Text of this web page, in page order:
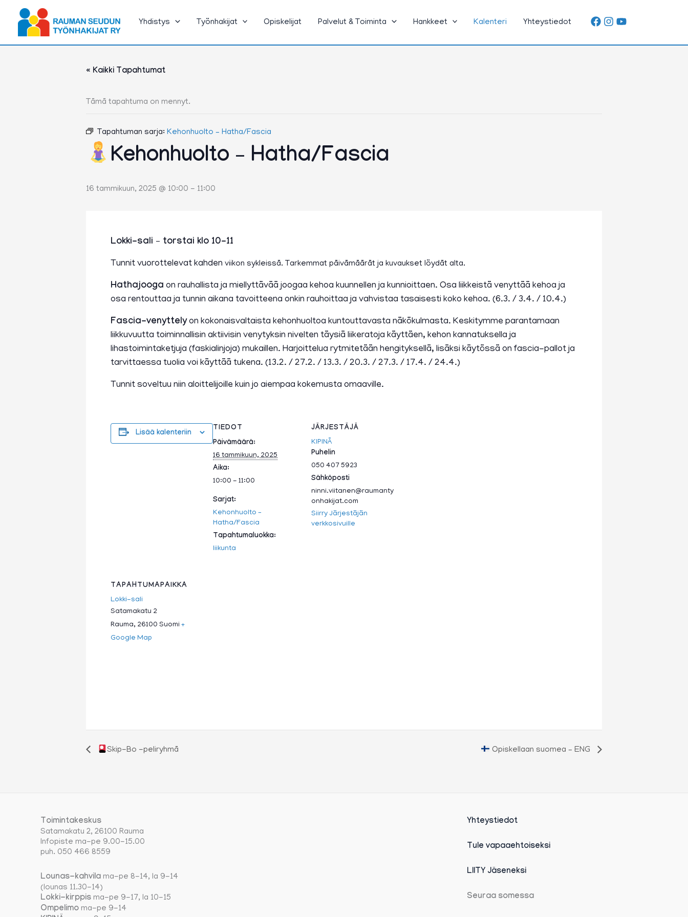
sisältöön
Yhdistys
Työnhakijat Opiskelijat Palvelut & Toiminta Hankkeet Kalenteri Yhteystiedot
« Kaikki Tapahtumat
Tämä tapahtuma on mennyt.
Tapahtuman sarja: Kehonhuolto – Hatha/Fascia
Kehonhuolto – Hatha/Fascia
16 tammikuun, 2025 @ 10:00 - 11:00
Lokki-sali – torstai klo 10-11
Tunnit vuorottelevat kahden viikon sykleissä. Tarkemmat päivämäärät ja kuvaukset löydät alta.
Hathajooga on rauhallista ja miellyttävää joogaa kehoa kuunnellen ja kunnioittaen. Osa liikkeistä venyttää kehoa ja
osa rentouttaa ja tunnin aikana tavoitteena onkin rauhoittaa ja vahvistaa tasaisesti koko kehoa. (6.3. / 3.4. / 10.4.)
Fascia-venyttelyon kokonaisvaltaista kehonhuoltoa kuntouttavasta näkökulmasta. Keskitymme parantamaan
liikkuvuutta toiminnallisin aktiivisin venytyksin nivelten täysiä liikeratoja käyttäen, kehon kannatuksella ja
lihastoimintaketjuja (faskialinjoja) mukaillen. Harjoittelua rytmitetään hengityksellä, lisäksi käytössä on fascia-pallot ja
tarvittaessa tuolia voi käyttää tukena. (13.2. / 27.2. / 13.3. / 20.3. / 27.3. / 17.4. / 24.4.)
Tunnit soveltuu niin aloittelijoille kuin jo aiempaa kokemusta omaaville.
Lisää kalenteriin
TIEDOT
Päivämäärä:
16 tammikuun, 2025
Aika:
10:00 - 11:00
Sarjat:
Kehonhuolto –
Hatha/Fascia
Tapahtumaluokka:
liikunta
JÄRJESTÄJÄ
KIPINÄ
Puhelin
050 407 5923
Sähköposti
ninni.viitanen@raumanty
onhakijat.com
Siirry Järjestäjän
verkkosivuille
TAPAHTUMAPAIKKA
Lokki-sali
Satamakatu 2
Rauma, 26100 Suomi +
Google Map
Skip-Bo -peliryhmä Opiskellaan suomea – ENG
Toimintakeskus
Satamakatu 2, 26100 Rauma
Infopiste ma-pe 9.00-15.00
puh. 050 466 8559
Lounas-kahvilama-pe 8-14, la 9-14
(lounas 11.30-14)
Lokki-kirppisma-pe 9-17, la 10-15
Ompelimoma-pe 9-14
Yhteystiedot
Tule vapaaehtoiseksi
LIITY Jäseneksi
Seuraa somessa